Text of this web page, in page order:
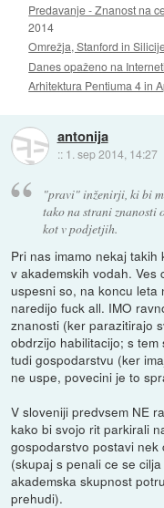
Predavanje - Znanost na
2014
Omrežja, Stanford in
Danes opaženo na
Arhitektura Pentiuma 4 in
antonija
:: 1. sep 2014, 14:27
"pravi" inženirji, ki bi
tako na strani znanosti
kot v podjetjih.
Pri nas imamo nekaj
v akademskih vodah.
uspesni so, na koncu leta
naredijo fuck all. IMO
znanosti (ker parazitirajo
obdrzijo habilitacijo; s
tudi gospodarstvu (ker
ne uspe, povecini je to
V sloveniji predvsem NE
kako bi svojo rit parkirali
gospodarstvo postavi
(skupaj s penali ce se
akademska skupnost
prehudi).